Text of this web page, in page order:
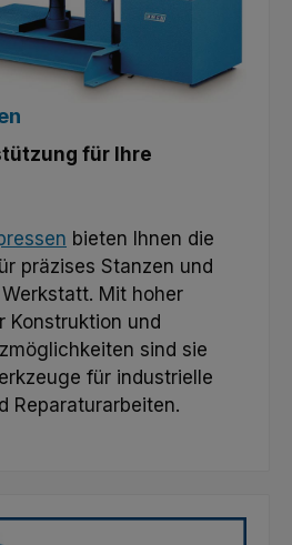
für Ihre
bieten Ihnen die
präzises Stanzen und
Mit hoher
Konstruktion und
sind sie
für industrielle
Reparaturarbeiten.